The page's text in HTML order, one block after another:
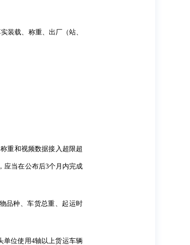
装载、称重、出厂（站、
重和视频数据接入超限超
应当在公布后3个月内完成
品种、车货总重、起运时
单位使用4轴以上货运车辆